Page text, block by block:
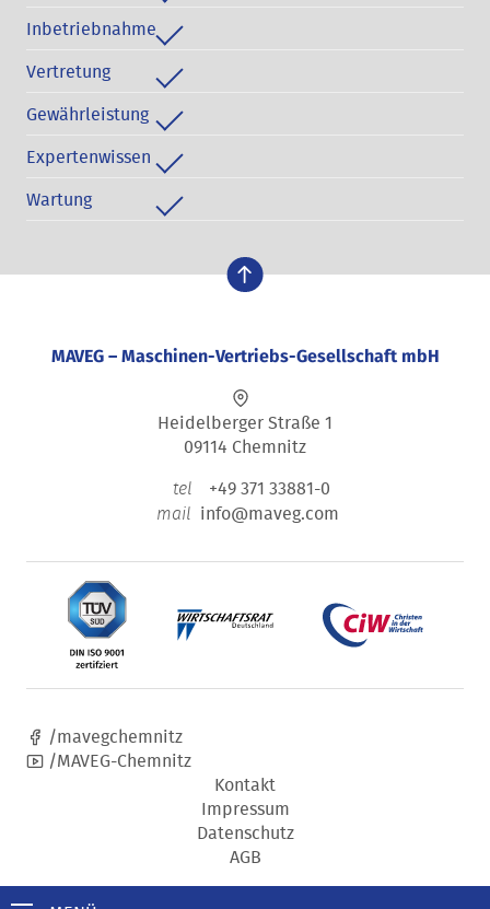
Inbetriebnahme
Vertretung
Gewährleistung
Expertenwissen
Wartung
nach oben
MAVEG – Maschinen-Vertriebs-Gesellschaft mbH
Heidelberger Straße 1
09114 Chemnitz
tel +49 371 33881-0
mail info@maveg.com
/mavegchemnitz
/MAVEG-Chemnitz
Kontakt
Impressum
Datenschutz
AGB